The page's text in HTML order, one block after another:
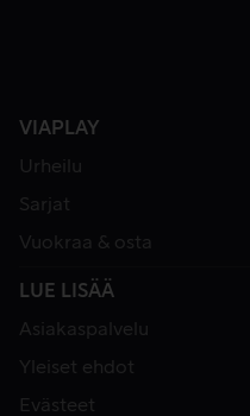
VIAPLAY
Urheilu
Sarjat
Vuokraa & osta
LUE LISÄÄ
Asiakaspalvelu
Yleiset ehdot
Evästeet